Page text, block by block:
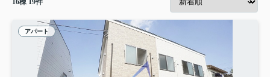
16棟 19件
アパート